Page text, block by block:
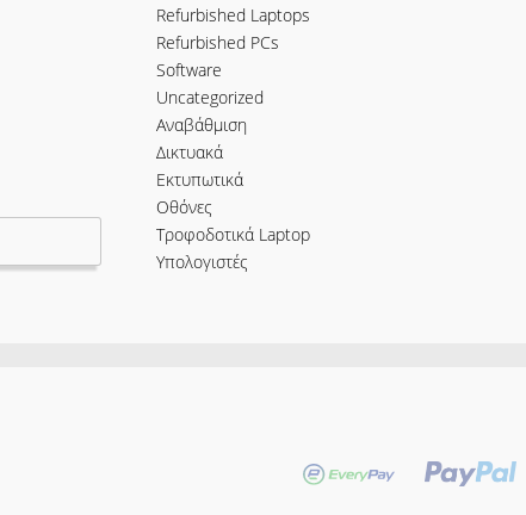
Refurbished Laptops
Refurbished PCs
Software
Uncategorized
Αναβάθμιση
Δικτυακά
Εκτυπωτικά
Οθόνες
Τροφοδοτικά Laptop
Υπολογιστές